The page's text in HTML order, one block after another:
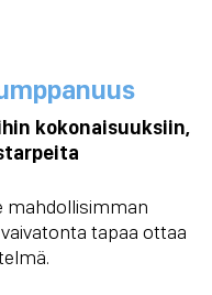
kokonaisuuksiin,
mahdollisimman
tapaa ottaa